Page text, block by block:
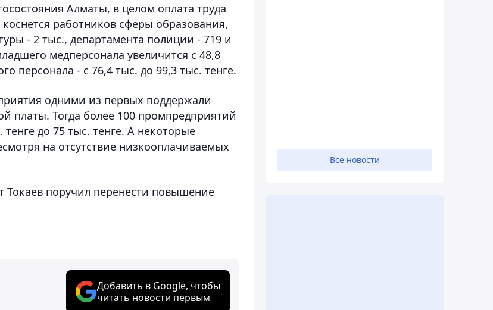
Алматы, в целом оплата труда
работников сферы образования,
- 2 тыс., департамента полиции - 719 и
медперсонала увеличится с 48,8
персонала - с 76,4 тыс. до 99,3 тыс. тенге.
одними из первых поддержали
платы. Тогда более 100 промпредприятий
до 75 тыс. тенге. А некоторые
на отсутствие низкооплачиваемых
Токаев поручил перенести повышение
Добавить в Google, чтобы
читать новости первым
Все новости